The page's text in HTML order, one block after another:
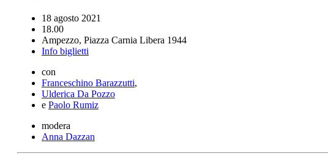
18 agosto 2021
18.00
Ampezzo, Piazza Carnia Libera 1944
Info biglietti
con
Franceschino Barazzutti,
Ulderica Da Pozzo
e Paolo Rumiz
modera
Anna Dazzan